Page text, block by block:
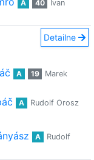
A 40
Ivan
Detailne
A 19
Marek
A
Rudolf Orosz
A
Rudolf